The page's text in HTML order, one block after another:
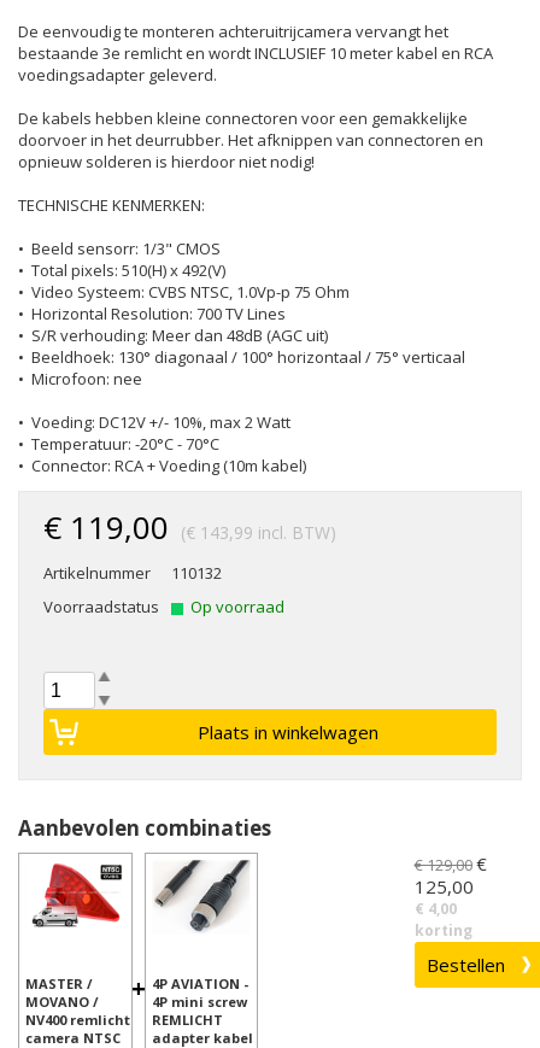
De eenvoudig te monteren achteruitrijcamera vervangt het
bestaande 3e remlicht en wordt INCLUSIEF 10 meter kabel en RCA
voedingsadapter geleverd.
De kabels hebben kleine connectoren voor een gemakkelijke
doorvoer in het deurrubber. Het afknippen van connectoren en
opnieuw solderen is hierdoor niet nodig!
TECHNISCHE KENMERKEN:
• Beeld sensorr: 1/3" CMOS
• Total pixels: 510(H) x 492(V)
• Video Systeem: CVBS NTSC, 1.0Vp-p 75 Ohm
• Horizontal Resolution: 700 TV Lines
• S/R verhouding: Meer dan 48dB (AGC uit)
• Beeldhoek: 130° diagonaal / 100° horizontaal / 75° verticaal
• Microfoon: nee
• Voeding: DC12V +/- 10%, max 2 Watt
• Temperatuur: -20°C - 70°C
• Connector: RCA + Voeding (10m kabel)
€ 119,00 (€ 143,99 incl. BTW)
Artikelnummer
110132
Voorraadstatus
Op voorraad
Aanbevolen combinaties
+
MASTER /
MOVANO /
NV400 remlicht
camera NTSC
4P AVIATION -
4P mini screw
REMLICHT
adapter kabel
€ 129,00€
125,00
€ 4,00
korting